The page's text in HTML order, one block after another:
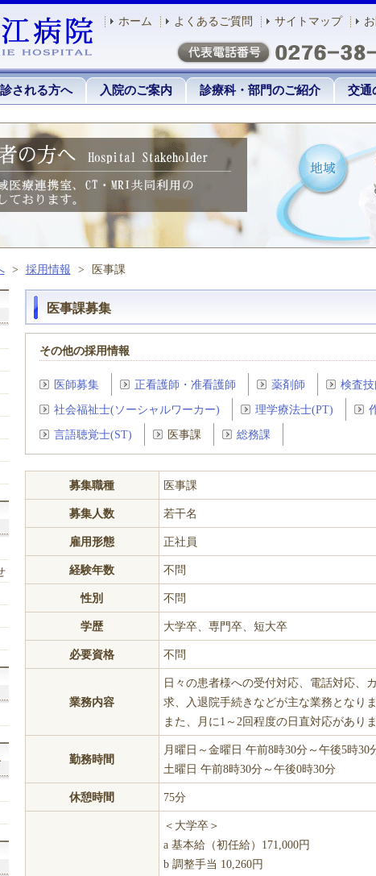
ホーム よくあるご質問 サイトマップ
される方へ 入院のご案内 診療科・部門のご紹介 交通
> 採用情報 > 医事課
医事課募集
その他の採用情報
医師募集 正看護師・准看護師 薬剤師
検査技
社会福祉士(ソーシャルワーカー)
理学療法士(PT)
言語聴覚士(ST)
医事課 総務課
募集職種 医事課
募集人数 若干名
雇用形態 正社員
経験年数 不問
性別 不問
学歴 大学卒、専門卒、短大卒
必要資格 不問
業務内容
日々の患者様への受付対応、電話対応、
求、入退院手続きなどが主な業務となりま
また、月に1～2回程度の日直対応がありま
勤務時間
月曜日～金曜日 午前8時30分～午後5時30
土曜日 午前8時30分～午後0時30分
休憩時間 75分
＜大学卒＞
a 基本給（初任給）171,000円
b 調整手当 10,260円